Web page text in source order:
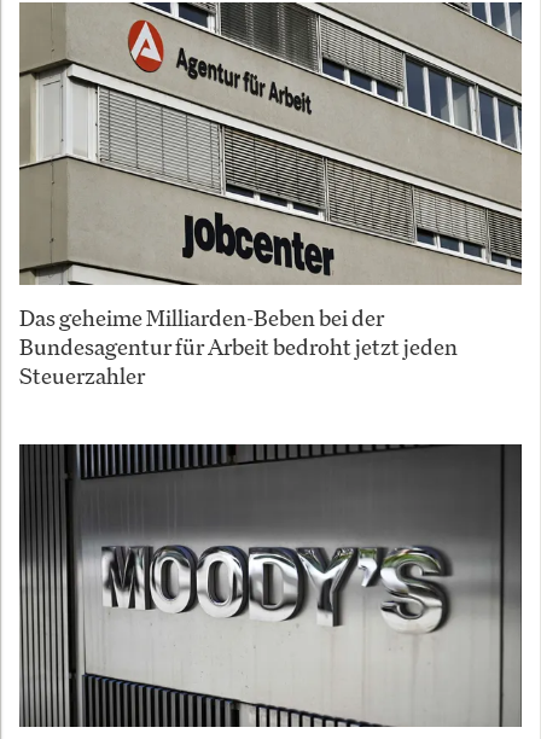
Das geheime Milliarden-Beben bei der
Bundesagentur für Arbeit bedroht jetzt jeden
Steuerzahler